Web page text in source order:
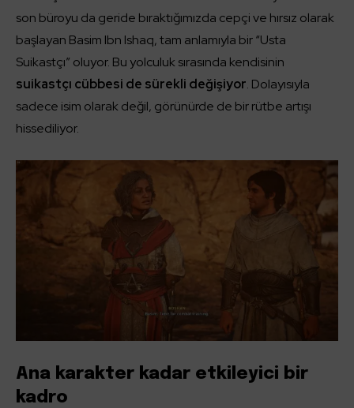
son büroyu da geride bıraktığımızda cepçi ve hırsız olarak
başlayan Basim Ibn Ishaq, tam anlamıyla bir “Usta
Suikastçı” oluyor. Bu yolculuk sırasında kendisinin
suikastçı cübbesi de sürekli değişiyor. Dolayısıyla
sadece isim olarak değil, görünürde de bir rütbe artışı
hissediliyor.
Ana karakter kadar etkileyici bir
kadro